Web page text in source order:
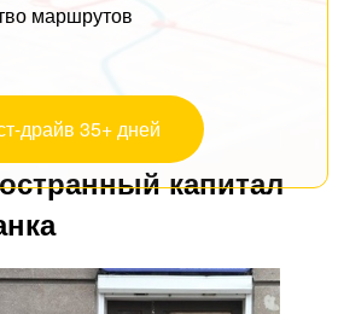
маршрутов
драйв 35+ дней
капитал